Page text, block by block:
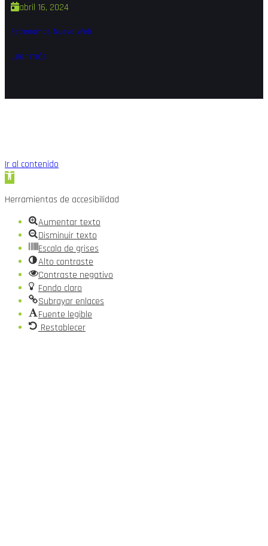
abril 16, 2024
Estrenamos Nueva Web
Leer más
Ir al contenido
Abrir
de
herramientas
Herramientas de accesibilidad
Aumentar texto
Disminuir texto
Escala de grises
Alto contraste
Contraste negativo
Fondo claro
Subrayar enlaces
Fuente legible
Restablecer